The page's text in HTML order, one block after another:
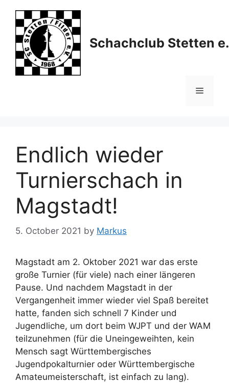
content
Schachclub Stetten
Menu
Endlich wieder
Turnierschach in
Magstadt!
5. October 2021 by Markus
Magstadt am 2. Oktober 2021 war das erste
große Turnier (für viele) nach einer längeren
Pause. Und nachdem Magstadt in der
Vergangenheit immer wieder viel Spaß bereitet
hatte, fanden sich schnell 7 Kinder und
Jugendliche, um dort beim WJPT und der WAM
teilzunehmen (für die Uneingeweihten, kein
Mensch sagt Württembergisches
Jugendpokalturnier oder Württembergische
Amateumeisterschaft, ist einfach zu lang).